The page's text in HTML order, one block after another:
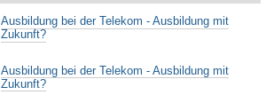
Ausbildung bei der Telekom - Ausbildung mit
Zukunft?
Ausbildung bei der Telekom - Ausbildung mit
Zukunft?